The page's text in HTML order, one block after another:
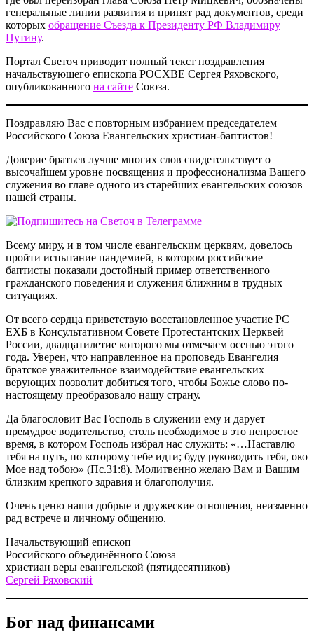
генеральные линии развития и принят рад документов, среди
которых обращение Съезда к Президенту РФ Владимиру
Путину.
Портал Светоч приводит полный текст поздравления
начальствующего епископа РОСХВЕ Сергея Ряховского,
опубликованного на сайте Союза.
Поздравляю Вас с повторным избранием председателем
Российского Союза Евангельских христиан-баптистов!
Доверие братьев лучше многих слов свидетельствует о
высочайшем уровне посвящения и профессионализма Вашего
служения во главе одного из старейших евангельских союзов
нашей страны.
Всему миру, и в том числе евангельским церквям, довелось
пройти испытание пандемией, в котором российские
баптисты показали достойный пример ответственного
гражданского поведения и служения ближним в трудных
ситуациях.
От всего сердца приветствую восстановленное участие РС
ЕХБ в Консультативном Совете Протестантских Церквей
России, двадцатилетие которого мы отмечаем осенью этого
года. Уверен, что направленное на проповедь Евангелия
братское уважительное взаимодействие евангельских
верующих позволит добиться того, чтобы Божье слово по-
настоящему преобразовало нашу страну.
Да благословит Вас Господь в служении ему и дарует
премудрое водительство, столь необходимое в это непростое
время, в котором Господь избрал нас служить: «…Наставлю
тебя на путь, по которому тебе идти; буду руководить тебя, око
Мое над тобою» (Пс.31:8). Молитвенно желаю Вам и Вашим
близким крепкого здравия и благополучия.
Очень ценю наши добрые и дружеские отношения, неизменно
рад встрече и личному общению.
Начальствующий епископ
Российского объединённого Союза
христиан веры евангельской (пятидесятников)
Сергей Ряховский
Бог над финансами